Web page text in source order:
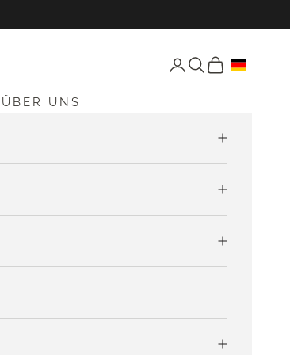
Seite Konto öffnen
Suche öffnen
Warenkorb
ÜBER UNS